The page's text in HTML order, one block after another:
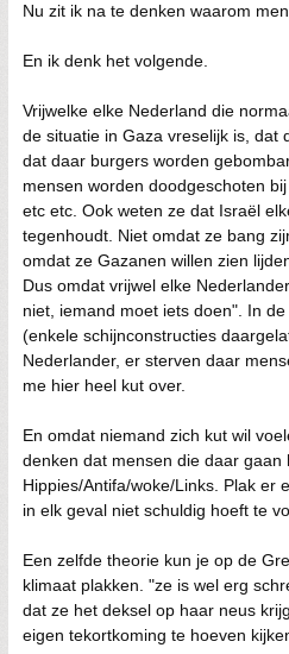
Nu zit ik na te denken waarom
En ik denk het volgende.
Vrijwelke elke Nederland die
de situatie in Gaza vreselijk is, dat
dat daar burgers worden
mensen worden doodgeschoten
etc etc. Ook weten ze dat Israël
tegenhoudt. Niet omdat ze bang
omdat ze Gazanen willen zien
Dus omdat vrijwel elke
niet, iemand moet iets doen". In
(enkele schijnconstructies
Nederlander, er sterven daar
me hier heel kut over.
En omdat niemand zich kut wil
denken dat mensen die daar gaan
Hippies/Antifa/woke/Links. Plak er
in elk geval niet schuldig hoeft te
Een zelfde theorie kun je op de
klimaat plakken. "ze is wel erg
dat ze het deksel op haar neus
eigen tekortkoming te hoeven